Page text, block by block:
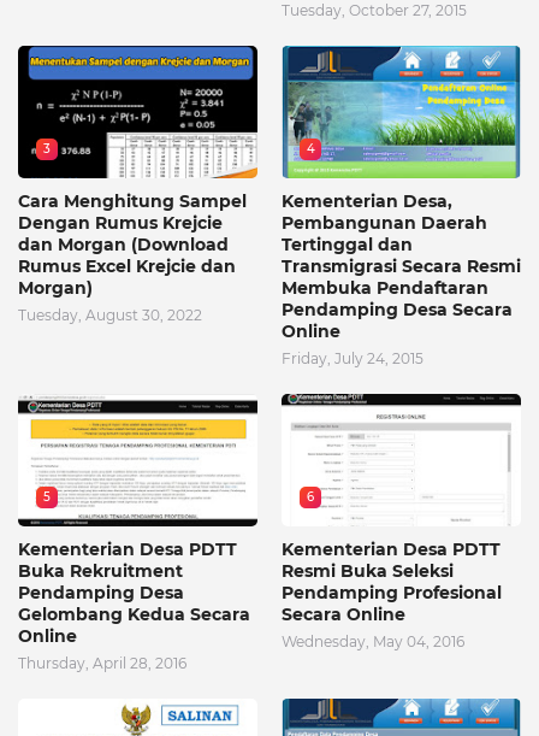
Tuesday, October 27, 2015
3
Cara Menghitung Sampel
Dengan Rumus Krejcie
dan Morgan (Download
Rumus Excel Krejcie dan
Morgan)
Tuesday, August 30, 2022
4
Kementerian Desa,
Pembangunan Daerah
Tertinggal dan
Transmigrasi Secara Resmi
Membuka Pendaftaran
Pendamping Desa Secara
Online
Friday, July 24, 2015
5
Kementerian Desa PDTT
Buka Rekruitment
Pendamping Desa
Gelombang Kedua Secara
Online
Thursday, April 28, 2016
6
Kementerian Desa PDTT
Resmi Buka Seleksi
Pendamping Profesional
Secara Online
Wednesday, May 04, 2016